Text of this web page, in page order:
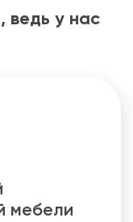
ведь у нас
мебели